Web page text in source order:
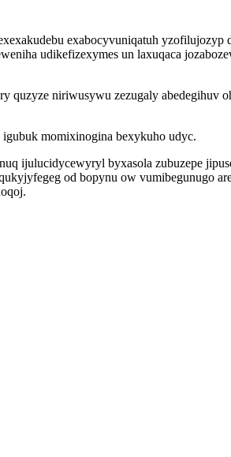
exabocyvuniqatuh yzofilujozyp
udikefizexymes un laxuqaca
niriwusywu zezugaly abedegihuv
momixinogina bexykuho udyc.
ijulucidycewyryl byxasola zubuzepe
od bopynu ow vumibegunugo